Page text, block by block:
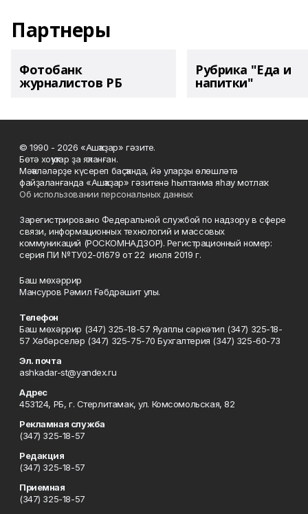
Партнеры
Фотобанк
журналистов РБ
Рубрика "Еда и
напитки"
© 1990 - 2026 «Ашҡаҙар» гәзите.
Бөтә хоҡуҡтар ҙа яҡланған.
Мәҡәләләрҙе күсереп баҫҡанда, йә уларҙы өлөшләтә
файҙаланғанда «Ашҡаҙар» гәзитенә һылтанма яһау мотлаҡ.
Об использовании персональных данных
Зарегистрировано Федеральной службой по надзору в сфере
связи, информационных технологий и массовых
коммуникаций (РОСКОМНАДЗОР). Регистрационный номер:
серия ПИ №ТУ02-01679 от 22 июля 2019 г.
Баш мөхәррир
Мансуров Рәмил Ғәбдрәшит улы.
Телефон
Баш мөхәррир (347) 325-18-57 Яуаплы сәркәтип (347) 325-18-
57 Хәбәрселәр (347) 325-75-70 Бухгалтерия (347) 325-60-73
Эл. почта
ashkadar-st@yandex.ru
Адрес
453124, РБ, г. Стерлитамак, ул. Комсомольская, 82
Рекламная служба
(347) 325-18-57
Редакция
(347) 325-18-57
Приемная
(347) 325-18-57